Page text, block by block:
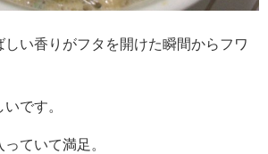
い香りがフタを開けた瞬間からフワ
です。
ていて満足。